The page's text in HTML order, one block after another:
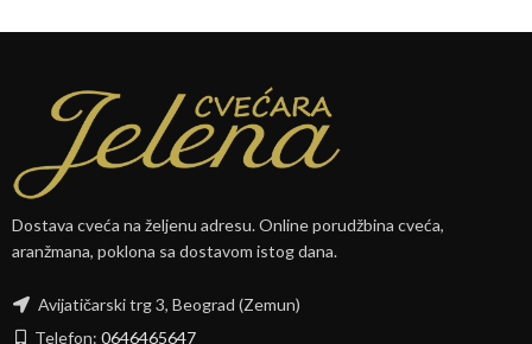
Dostava cveća na željenu adresu. Online porudžbina cveća,
aranžmana, poklona sa dostavom istog dana.
Avijatičarski trg 3, Beograd (Zemun)
Telefon: 0646465647